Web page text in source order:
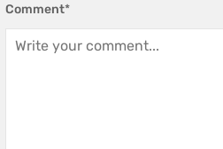
Comment*